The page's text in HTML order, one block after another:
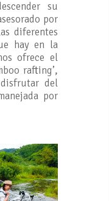
su
por
diferentes
hay en la
ofrece el
rafting’,
del
por